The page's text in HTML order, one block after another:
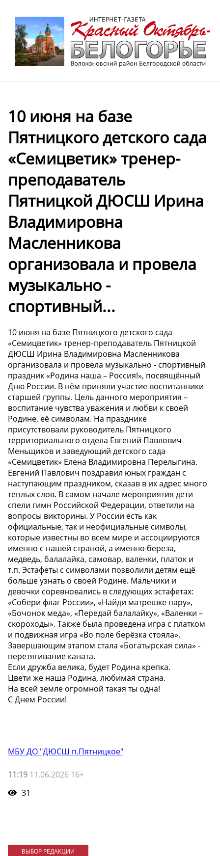
10 июня на базе
Пятницкого детского сада
«Семицветик» тренер-
преподаватель
Пятницкой ДЮСШ Ирина
Владимировна
Масленникова
организовала и провела
музыкально -
спортивный...
10 июня на базе Пятницкого детского сада
«Семицветик» тренер-преподаватель Пятницкой
ДЮСШ Ирина Владимировна Масленникова
организовала и провела музыкально - спортивный
праздник «Родина наша – Россия!», посвящённый
Дню России. В нём приняли участие воспитанники
старшей группы. Цель данного мероприятия –
воспитание чувства уважения и любви к своей
Родине, её символам. На празднике
присутствовали руководитель Пятницкого
территориального отдела Евгений Павлович
Меньщиков и заведующий детского сада
«Семицветик» Елена Владимировна Перелыгина.
Евгений Павлович поздравил юных граждан с
наступающим праздником, сказав в их адрес много
теплых слов. В самом начале мероприятия дети
спели гимн Российской Федерации, ответили на
вопросы викторины. У России есть как
официальные, так и неофициальные символы,
которые известны во всем мире и ассоциируются
именно с нашей страной, а именно береза,
медведь, балалайка, самовар, валенки, платок и
т.п. Эстафеты с символами позволили детям ещё
больше узнать о своей Родине. Мальчики и
девочки соревновались в следующих эстафетах:
«Собери флаг России», «Найди матрешке пару»,
«Бочонок меда», «Передай балалайку», «Валенки –
скороходы». Также была проведена игра с платком
и подвижная игра «Во поле берёзка стояла».
Завершающим этапом стала «Богатырская сила» -
перетягивание каната.
Если дружба велика, будет Родина крепка.
Цвети же наша Родина, любимая страна.
На всей земле огромной такая ты одна!
С Днем России!
МБУ ДО "ДЮСШ п.Пятницкое"
11:19 11.06.2026 16+
31
ВЫБОР РЕДАКЦИИ